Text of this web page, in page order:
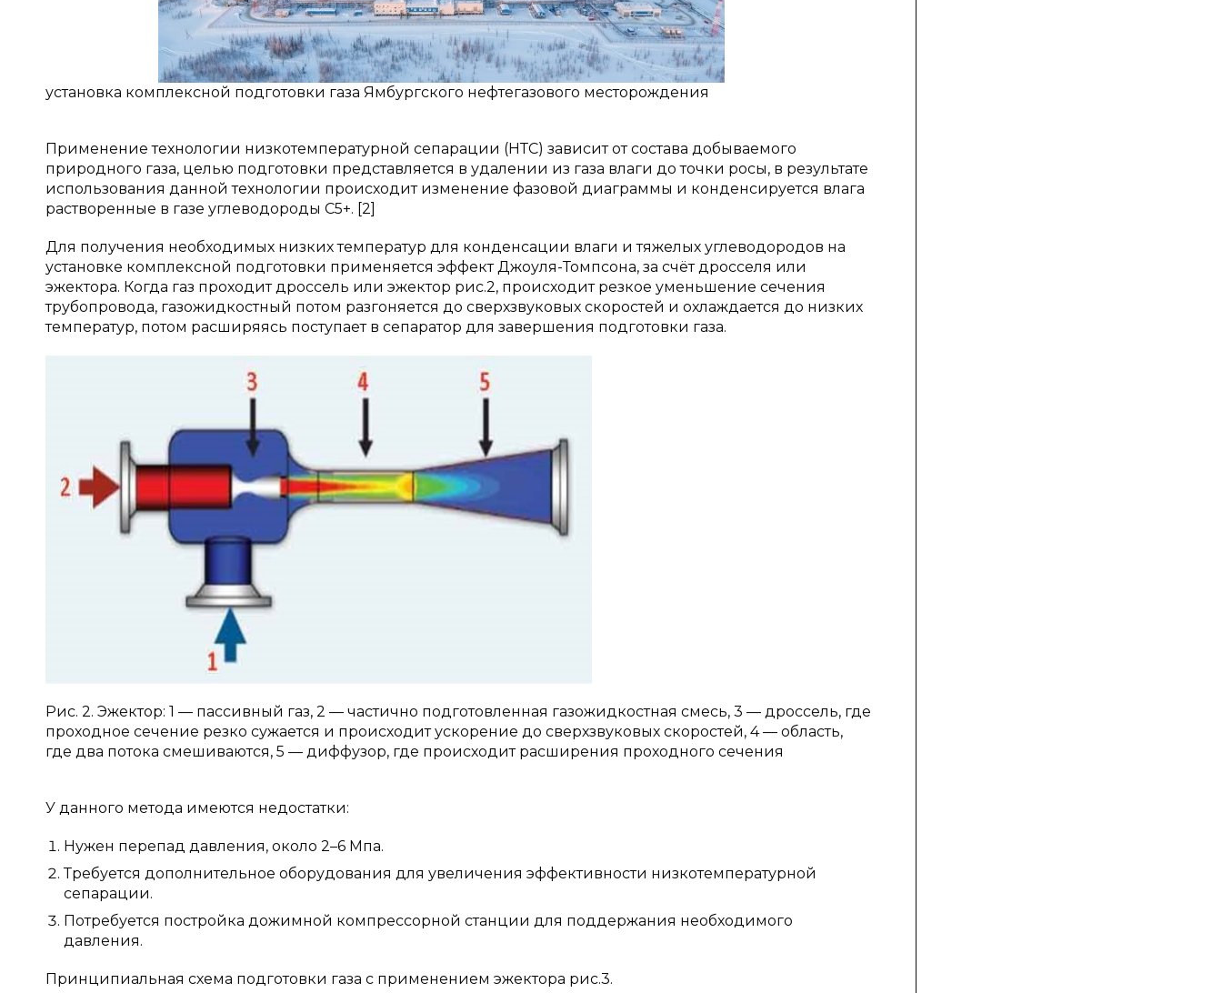
установка комплексной подготовки газа Ямбургского нефтегазового месторождения
Применение технологии низкотемпературной сепарации (НТС) зависит от состава добываемого
природного газа, целью подготовки представляется в удалении из газа влаги до точки росы, в результате
использования данной технологии происходит изменение фазовой диаграммы и конденсируется влага
растворенные в газе углеводороды С5+. [2]
Для получения необходимых низких температур для конденсации влаги и тяжелых углеводородов на
установке комплексной подготовки применяется эффект Джоуля-Томпсона, за счёт дросселя или
эжектора. Когда газ проходит дроссель или эжектор рис.2, происходит резкое уменьшение сечения
трубопровода, газожидкостный потом разгоняется до сверхзвуковых скоростей и охлаждается до низких
температур, потом расширяясь поступает в сепаратор для завершения подготовки газа.
Рис. 2. Эжектор: 1 — пассивный газ, 2 — частично подготовленная газожидкостная смесь, 3 — дроссель, где
проходное сечение резко сужается и происходит ускорение до сверхзвуковых скоростей, 4 — область,
где два потока смешиваются, 5 — диффузор, где происходит расширения проходного сечения
У данного метода имеются недостатки:
Нужен перепад давления, около 2–6 Мпа.
Требуется дополнительное оборудования для увеличения эффективности низкотемпературной
сепарации.
Потребуется постройка дожимной компрессорной станции для поддержания необходимого
давления.
Принципиальная схема подготовки газа с применением эжектора рис.3.